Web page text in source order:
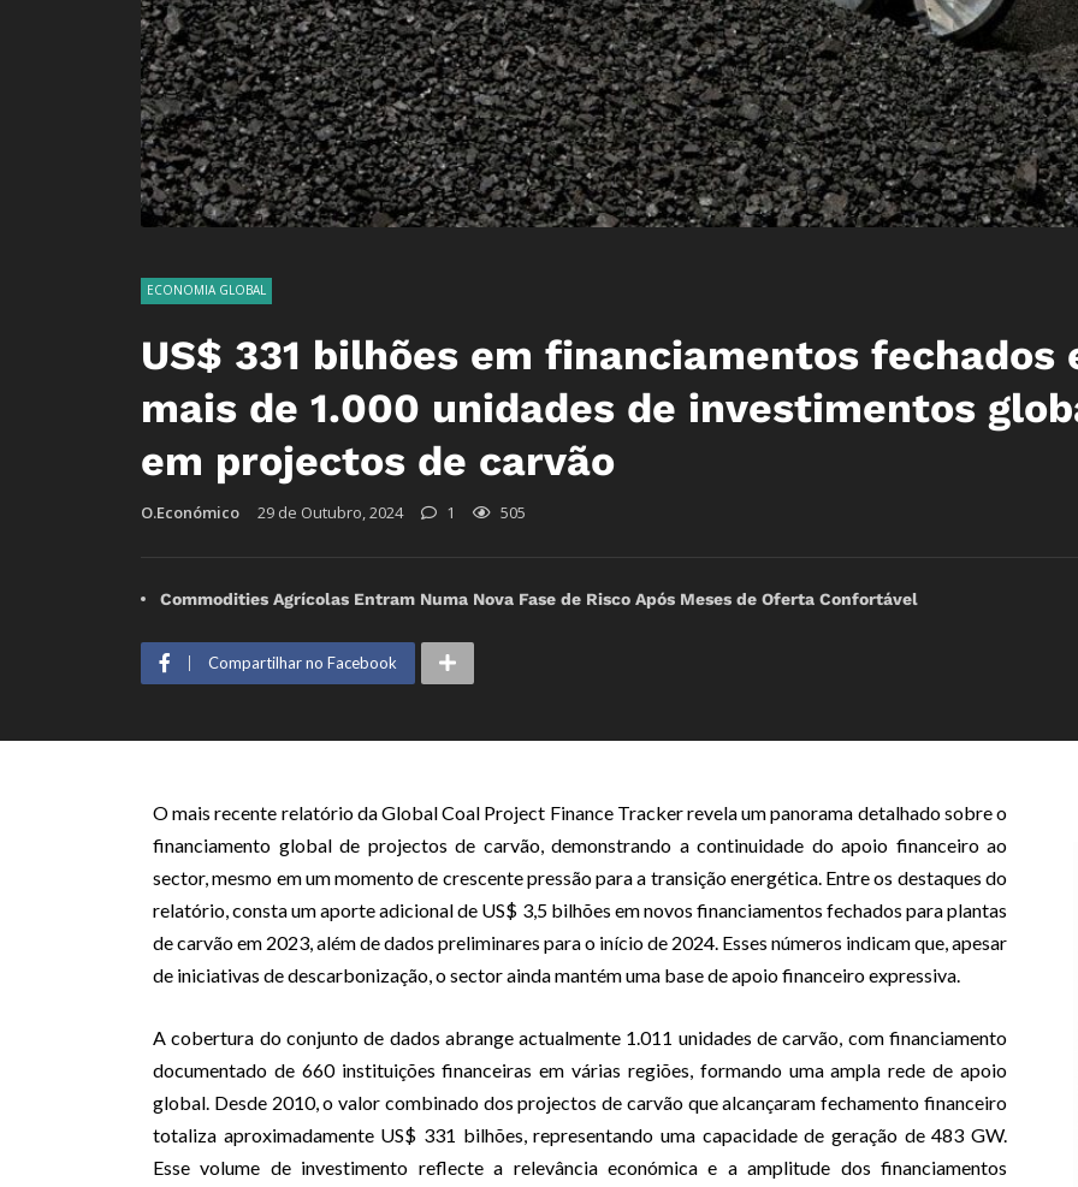
ECONOMIA GLOBAL
US$ 331 bilhões em financiamentos fechados
mais de 1.000 unidades de investimentos
em projectos de carvão
O.Económico 29 de Outubro, 2024 1 505
Commodities Agrícolas Entram Numa Nova Fase de Risco Após Meses de Oferta Confortável
Compartilhar no Facebook
O mais recente relatório da Global Coal Project Finance Tracker revela um panorama detalhado sobre o
financiamento global de projectos de carvão, demonstrando a continuidade do apoio financeiro ao
sector, mesmo em um momento de crescente pressão para a transição energética. Entre os destaques do
relatório, consta um aporte adicional de US$ 3,5 bilhões em novos financiamentos fechados para plantas
de carvão em 2023, além de dados preliminares para o início de 2024. Esses números indicam que, apesar
de iniciativas de descarbonização, o sector ainda mantém uma base de apoio financeiro expressiva.
A cobertura do conjunto de dados abrange actualmente 1.011 unidades de carvão, com financiamento
documentado de 660 instituições financeiras em várias regiões, formando uma ampla rede de apoio
global. Desde 2010, o valor combinado dos projectos de carvão que alcançaram fechamento financeiro
totaliza aproximadamente US$ 331 bilhões, representando uma capacidade de geração de 483 GW.
Esse volume de investimento reflecte a relevância económica e a amplitude dos financiamentos